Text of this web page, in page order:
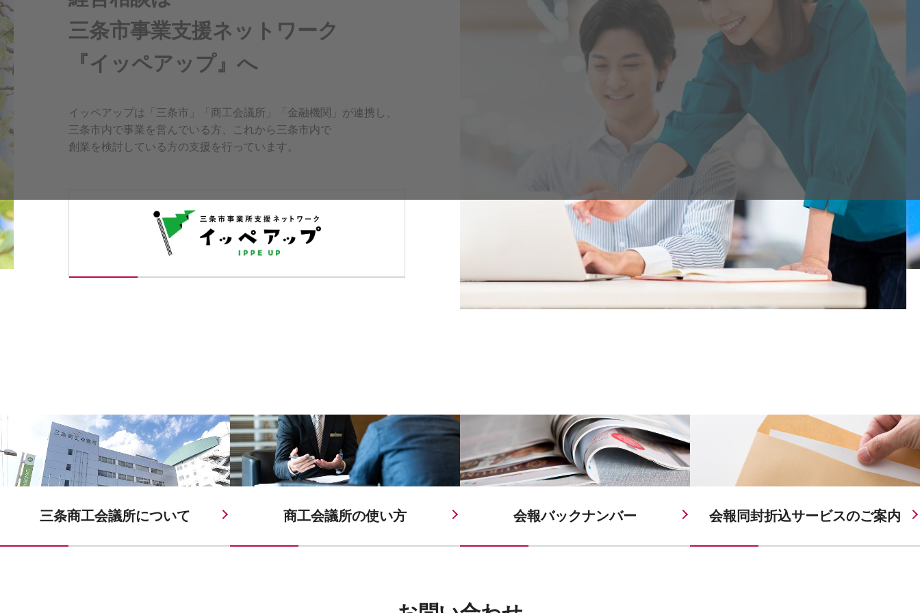
三条市事業支援ネットワーク
『イッペアップ』へ
イッペアップは「三条市」「商工会議所」「金融機関」が連携し、
三条市内で事業を営んでいる方、これから三条市内で
創業を検討している方の支援を行っています。
三条商工会議所について 商工会議所の使い方 会報バックナンバー 会報同封折込サービスのご案内